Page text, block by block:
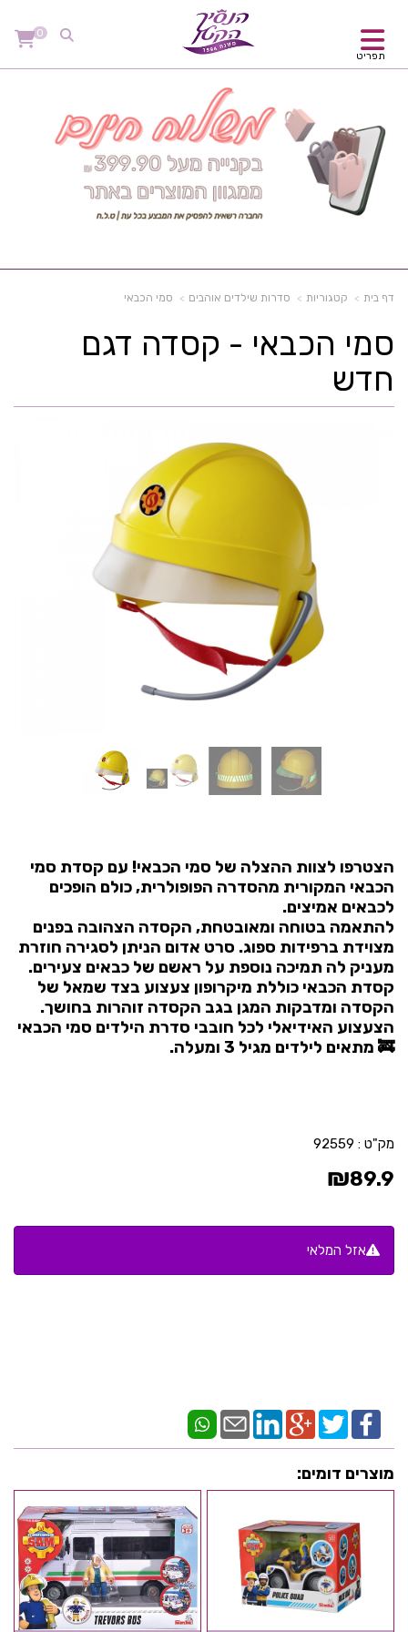
תפריט
0
דף בית קטגוריות סדרות שילדים אוהבים סמי הכבאי
סמי הכבאי - קסדה דגם
חדש
הצטרפו לצוות ההצלה של סמי הכבאי! עם קסדת סמי
הכבאי המקורית מהסדרה הפופולרית, כולם הופכים
לכבאים אמיצים.
להתאמה בטוחה ומאובטחת, הקסדה הצהובה בפנים
מצוידת ברפידות ספוג. סרט אדום הניתן לסגירה חוזרת
מעניק לה תמיכה נוספת על ראשם של כבאים צעירים.
קסדת הכבאי כוללת מיקרופון צעצוע בצד שמאל של
הקסדה ומדבקות המגן בגב הקסדה זוהרות בחושך.
הצעצוע האידיאלי לכל חובבי סדרת הילדים סמי הכבאי
🚒 מתאים לילדים מגיל 3 ומעלה.
מק"ט : 92559
₪89.9
אזל המלאי
מוצרים דומים: